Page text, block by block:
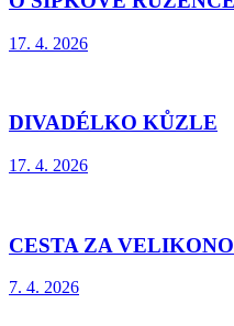
17. 4. 2026
DIVADÉLKO KŮZLE
17. 4. 2026
CESTA ZA
7. 4. 2026